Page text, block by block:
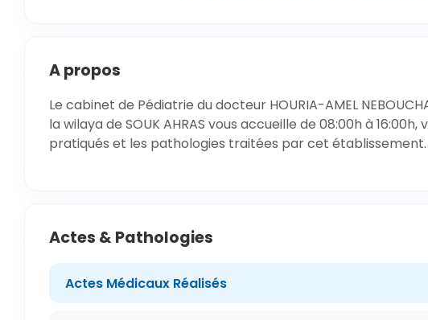
A propos
Le cabinet de Pédiatrie du docteur HOURIA-AMEL
la wilaya de SOUK AHRAS vous accueille de 08:00h à
pratiqués et les pathologies traitées par cet établissement.
Actes & Pathologies
Actes Médicaux Réalisés